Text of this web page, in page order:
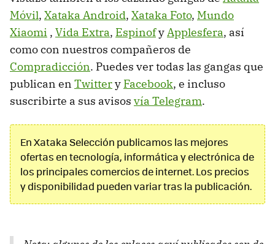
Móvil, Xataka Android, Xataka Foto, Mundo
Xiaomi , Vida Extra, EspinofyApplesfera, así
como con nuestros compañeros de
Compradicción. Puedes ver todas las gangas que
publican en Twittery Facebook, e incluso
suscribirte a sus avisos vía Telegram.
En Xataka Selección publicamos las mejores
ofertas en tecnología, informática y electrónica de
los principales comercios de internet. Los precios
y disponibilidad pueden variar tras la publicación.